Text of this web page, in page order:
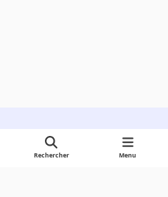
Rechercher Menu